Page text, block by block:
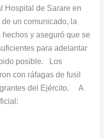
Hospital de Sarare en
un comunicado, la
y aseguró que se
para adelantar
posible. Los
con ráfagas de fusil
del Ejército. A